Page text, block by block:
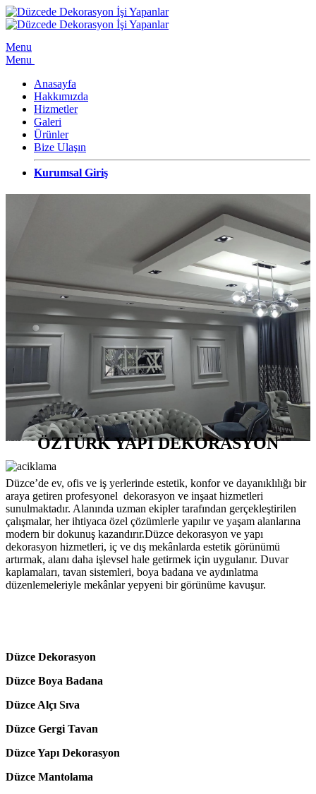
Menu
Menu
Anasayfa
Hakkımızda
Hizmetler
Galeri
Ürünler
Bize Ulaşın
Kurumsal Giriş
ÖZTÜRK YAPI DEKORASYON
Düzce’de ev, ofis ve iş yerlerinde estetik, konfor ve dayanıklılığı bir
araya getiren profesyonel dekorasyon ve inşaat hizmetleri
sunulmaktadır. Alanında uzman ekipler tarafından gerçekleştirilen
çalışmalar, her ihtiyaca özel çözümlerle yapılır ve yaşam alanlarına
modern bir dokunuş kazandırır.Düzce dekorasyon ve yapı
dekorasyon hizmetleri, iç ve dış mekânlarda estetik görünümü
artırmak, alanı daha işlevsel hale getirmek için uygulanır. Duvar
kaplamaları, tavan sistemleri, boya badana ve aydınlatma
düzenlemeleriyle mekânlar yepyeni bir görünüme kavuşur.
Düzce Dekorasyon
Düzce Boya Badana
Düzce Alçı Sıva
Düzce Gergi Tavan
Düzce Yapı Dekorasyon
Düzce Mantolama